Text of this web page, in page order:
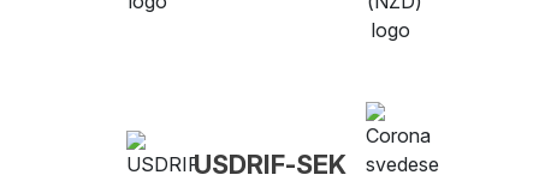
USDRIF-SEK